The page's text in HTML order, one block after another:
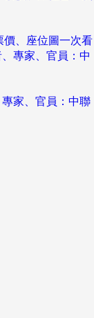
、座位圖一次看
家、官員：中聯